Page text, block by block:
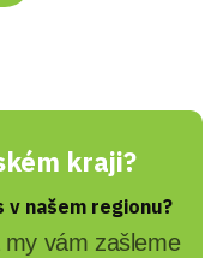
kraji?
našem regionu?
vám zašleme